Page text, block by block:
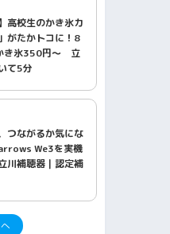
高校生のかき氷カ
がたかトコに！8
き氷350円〜 立
て5分
つながるか気にな
We3を実機
川補聴器｜認定補